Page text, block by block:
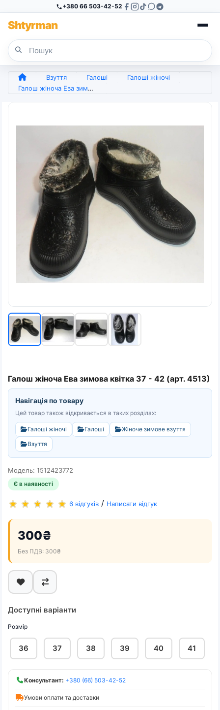
+380 66 503-42-52
Shtyrman
Взуття Галоші
Галоші жіночі
Галош жіноча Ева зимова квітка 37 - 42 (арт. 4513)
Галош жіноча Ева зимова квітка 37 - 42 (арт. 4513)
Навігація по товару
Цей товар також відкривається в таких розділах:
Галоші жіночі Галоші
Жіноче зимове взуття
Взуття
Модель: 1512423772
Є в наявності
6 відгуків / Написати відгук
300₴
Без ПДВ: 300₴
Доступні варіанти
Розмір
36 37 38 39 40 41
Консультант: +380 (66) 503-42-52
Умови оплати та доставки